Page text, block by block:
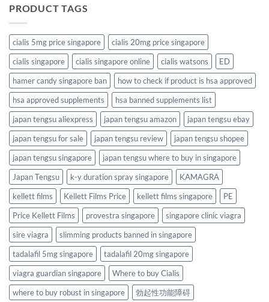
PRODUCT TAGS
cialis 5mg price singapore
cialis 20mg price singapore
cialis singapore
cialis singapore online cialis watsons
ED
hamer candy singapore ban
how to check if product is hsa approved
hsa approved supplements
hsa banned supplements list
japan tengsu aliexpress
japan tengsu amazon
japan tengsu ebay
japan tengsu for sale
japan tengsu review
japan tengsu shopee
japan tengsu singapore
japan tengsu where to buy in singapore
Japan Tengsu
k-y duration spray singapore
KAMAGRA
kellett films
Kellett Films Price kellett films singapore
PE
Price Kellett Films
provestra singapore
singapore clinic viagra
sire viagra
slimming products banned in singapore
tadalafil 5mg singapore
tadalafil 20mg singapore
viagra guardian singapore
Where to buy Cialis
where to buy robust in singapore
勃起性功能障碍